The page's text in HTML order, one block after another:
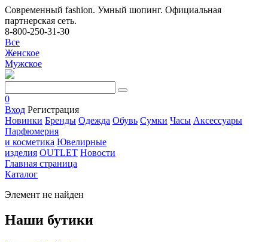
Современный fashion. Умный шопинг. Официальная
партнерская сеть.
8-800-250-31-30
Все
Женское
Мужское
0
Вход Регистрация
Новинки Бренды Одежда Обувь Сумки Часы Аксессуары
Парфюмерия
и косметика Ювелирные
изделия OUTLET Новости
Главная страница
Каталог
Элемент не найден
Наши бутики